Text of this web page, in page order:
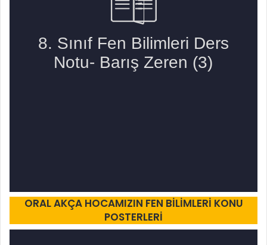
ORAL AKÇA HOCAMIZIN FEN BİLİMLERİ KONU
POSTERLERİ